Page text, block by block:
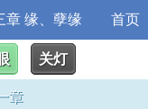
章 缘、孽缘 首页
关灯
章